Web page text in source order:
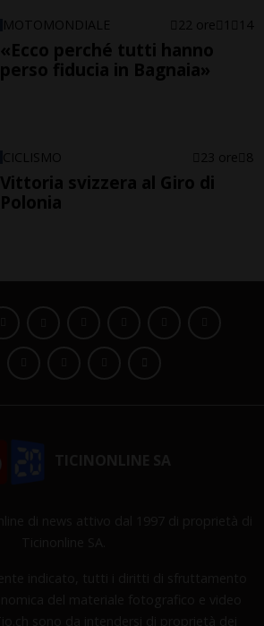
MOTOMONDIALE 22 ore 1 14
«Ecco perché tutti hanno
perso fiducia in Bagnaia»
CICLISMO 23 ore 8
Vittoria svizzera al Giro di
Polonia